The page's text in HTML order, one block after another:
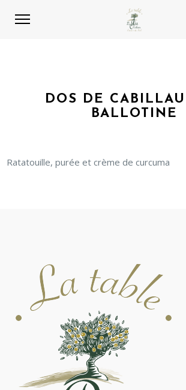
DOS DE
BALLOTINE
Ratatouille, purée et crème de curcuma